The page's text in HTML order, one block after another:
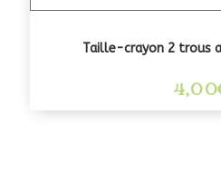
Taille-crayon 2 trous
4,00